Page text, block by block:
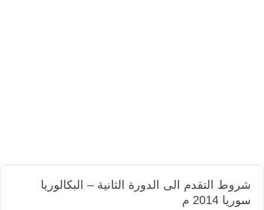
شروط التقدم الى الدورة الثانية – البكالوريا
سوريا 2014 م